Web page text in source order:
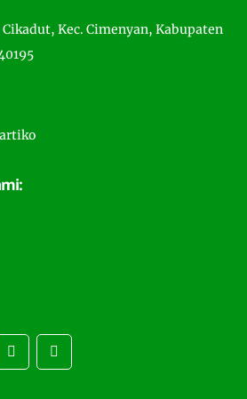
Cikadut, Kec. Cimenyan, Kabupaten